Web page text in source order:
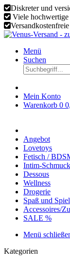
Diskreter und
Viele
Menü
Suchen
Mein Konto
Warenkorb 0
Angebot
Lovetoys
Fetisch /
Intim-Schmuck
Dessous
Wellness
Drogerie
Spaß und Spiel
Accessoires/
SALE %
Menü
Kategorien